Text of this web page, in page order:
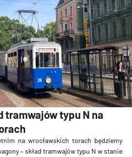
tramwajów typu N na
na wrocławskich torach będziemy
– skład tramwajów typu N w stanie